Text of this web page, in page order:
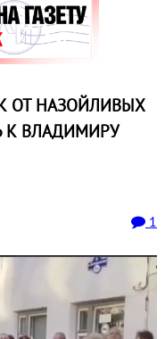
ОТ НАЗОЙЛИВЫХ
К ВЛАДИМИРУ
1